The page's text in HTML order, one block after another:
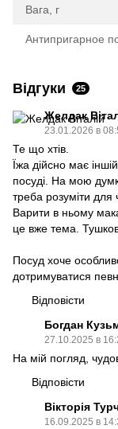
Вага, г
Антипригарное
Відгуки 25
Желдак
23.01.2026 в
Те що хтів.
Їжа дійсно має
посуді. На мою
треба розуміти для
Варити в ньому
це вже тема.
Посуд хоче
дотримуватися
Відповісти
Богдан
27.10.2025 в
На мій погляд,
Відповісти
Вікторія
16.09.2025 в